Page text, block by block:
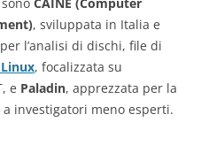
, sviluppata in Italia e
l’analisi di dischi, file di
, focalizzata su
e Paladin, apprezzata per la
investigatori meno esperti.